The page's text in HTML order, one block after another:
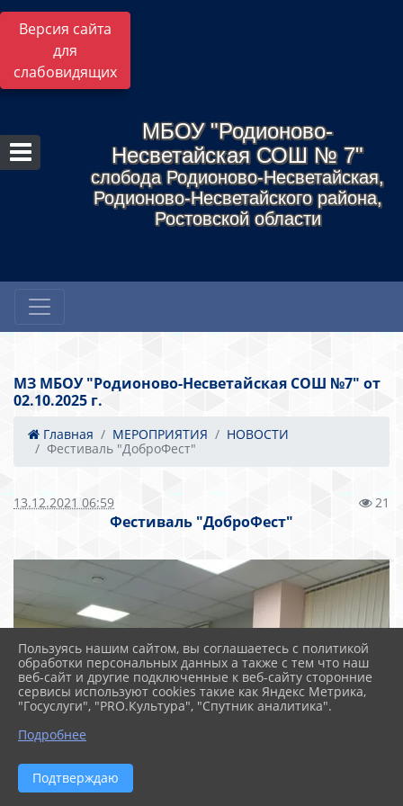
Версия сайта
для
слабовидящих
МБОУ "Родионово-
Несветайская СОШ № 7"
слобода Родионово-Несветайская,
Родионово-Несветайского района,
Ростовской области
МЗ МБОУ "Родионово-Несветайская СОШ №7" от
02.10.2025 г.
Главная МЕРОПРИЯТИЯ
НОВОСТИ
Фестиваль "ДоброФест"
13.12.2021 06:59 21
Фестиваль "ДоброФест"
Пользуясь нашим сайтом, вы соглашаетесь с политикой
обработки персональных данных а также с тем что наш
веб-сайт и другие подключенные к веб-сайту сторонние
сервисы используют cookies такие как Яндекс Метрика,
"Госуслуги", "PRO.Культура", "Спутник аналитика".
Подробнее
Подтверждаю